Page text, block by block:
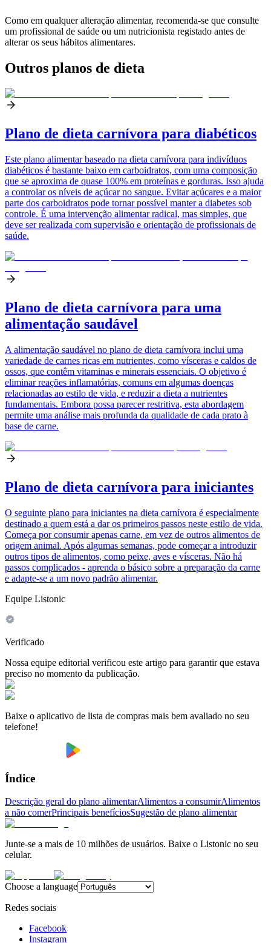
Como em qualquer alteração alimentar, recomenda-se que consulte
um profissional de saúde ou um nutricionista registado antes de
alterar os seus hábitos alimentares.
Outros planos de dieta
Plano de dieta carnívora para diabéticos
Este plano alimentar baseado na dieta carnívora para indivíduos
diabéticos é bastante baixo em carboidratos, com uma composição
que se aproxima de quase 100% em proteínas e gorduras. Isso ajuda
a controlar os níveis de açúcar no sangue. Evitar açúcares e a maior
parte dos carboidratos pode tornar possível manter a diabetes sob
controle. É uma intervenção alimentar radical, mas simples, que
deve ser realizada com supervisão e orientação de profissionais de
saúde.
Plano de dieta carnívora para uma
alimentação saudável
A alimentação saudável no plano de dieta carnívora inclui uma
variedade de carnes ricas em nutrientes, como vísceras e caldos de
ossos, que contêm vitaminas e minerais essenciais. O objetivo é
eliminar reações inflamatórias, comuns em algumas doenças
relacionadas ao estilo de vida, e reduzir a dieta a nutrientes
fundamentais. Embora possa parecer restritiva, esta abordagem
permite uma análise mais profunda da qualidade de cada prato à
base de carne.
Plano de dieta carnívora para iniciantes
O seguinte plano para iniciantes na dieta carnívora é especialmente
destinado a quem está a dar os primeiros passos neste estilo de vida.
Começa por consumir apenas carne, em vez de outros alimentos de
origem animal. Após algumas semanas, pode começar a introduzir
outros tipos de alimentos, como peixe, aves e vísceras. Não há
passos complicados - aprenda o básico sobre a preparação da carne
e adapte-se a um novo padrão alimentar.
Equipe Listonic
Verificado
Nossa equipe editorial verificou este artigo para garantir que estava
preciso no momento da publicação.
Baixe o aplicativo de lista de compras mais bem avaliado no seu
telefone!
Índice
Descrição geral do plano alimentarAlimentos a consumirAlimentos
a não comerPrincipais benefíciosSugestão de plano alimentar
Junte-se a mais de 10 milhões de usuários. Baixe o Listonic no seu
celular.
Choose a language
Redes sociais
Facebook
Instagram